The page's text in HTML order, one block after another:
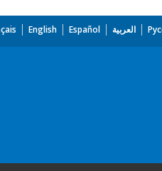
English Español العربية